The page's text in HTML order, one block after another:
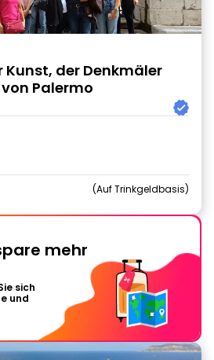
Kunst, der Denkmäler
Palermo
Auf Trinkgeldbasis
mehr
sich
und